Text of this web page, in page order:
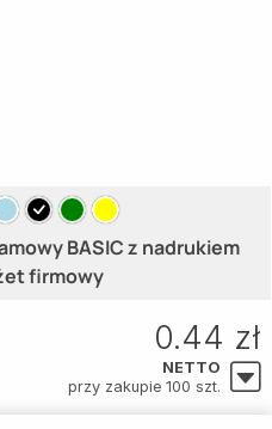
BASIC z nadrukiem
firmowy
0.44 zł
NETTO
przy zakupie 100 szt.